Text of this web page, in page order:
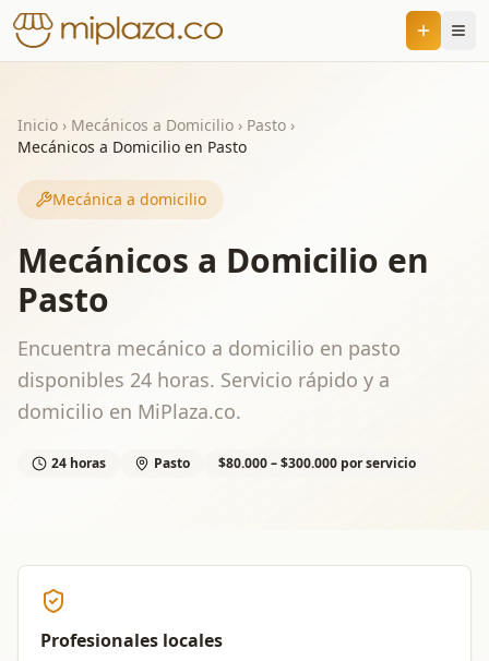
Inicio › Mecánicos a Domicilio › Pasto ›
Mecánicos a Domicilio en Pasto
Mecánica a domicilio
Mecánicos a Domicilio en
Pasto
Encuentra mecánico a domicilio en pasto
disponibles 24 horas. Servicio rápido y a
domicilio en MiPlaza.co.
24 horas Pasto $80.000 – $300.000 por servicio
Profesionales locales